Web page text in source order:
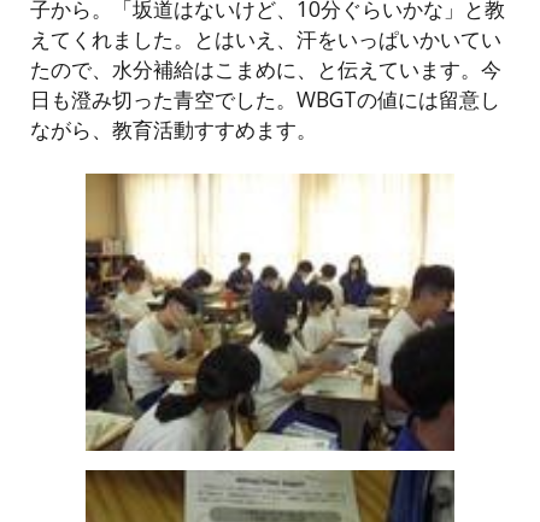
子から。「坂道はないけど、10分ぐらいかな」と教
えてくれました。とはいえ、汗をいっぱいかいてい
たので、水分補給はこまめに、と伝えています。今
日も澄み切った青空でした。WBGTの値には留意し
ながら、教育活動すすめます。